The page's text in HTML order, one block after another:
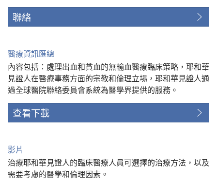
聯絡
醫療資訊匯總
內容包括：處理出血和貧血的無輸血醫療臨床策略，耶和華
見證人在醫療事務方面的宗教和倫理立場，耶和華見證人通
過全球醫院聯絡委員會系統為醫學界提供的服務。
查看下載
影片
治療耶和華見證人的臨床醫療人員可選擇的治療方法，以及
需要考慮的醫學和倫理因素。